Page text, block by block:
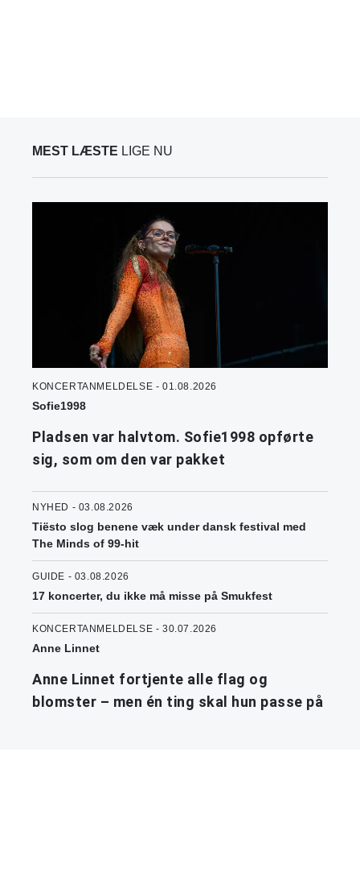
MEST LÆSTE LIGE NU
KONCERTANMELDELSE - 01.08.2026
Sofie1998
Pladsen var halvtom. Sofie1998 opførte
sig, som om den var pakket
NYHED - 03.08.2026
Tiësto slog benene væk under dansk festival med
The Minds of 99-hit
GUIDE - 03.08.2026
17 koncerter, du ikke må misse på Smukfest
KONCERTANMELDELSE - 30.07.2026
Anne Linnet
Anne Linnet fortjente alle flag og
blomster – men én ting skal hun passe på